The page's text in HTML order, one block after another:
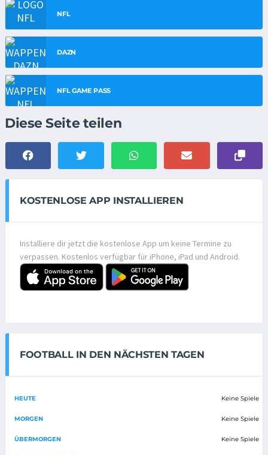
NFL
DAZN
NFL GAME PASS
Diese Seite teilen
KOSTENLOSE APP INSTALLIEREN
Installiere dir jetzt die kostenlose App um keine Termine zu
verpassen. Kostenlos verfügbar für iPhone, iPad und Android.
FOOTBALL IN DEN NÄCHSTEN TAGEN
HEUTE Keine Spiele
MORGEN Keine Spiele
ÜBERMORGEN Keine Spiele